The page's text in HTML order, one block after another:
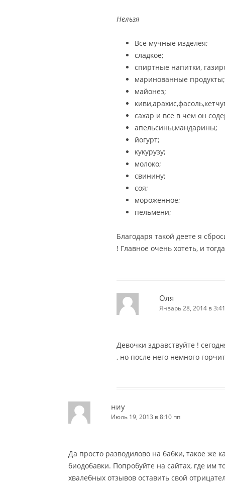
Нельзя
Все мучные изделея;
сладкое;
спиртные напитки,
маринованные продукты;
майонез;
сахар и все в чем он
апельсины,мандарины;
йогурт;
кукурузу;
молоко;
свинину;
соя;
мороженное;
пельмени;
Благодаря такой деете я
! Главное очень хотеть, и
Оля
Январь 28, 2014 в
Девочки здравствуйте !
, но после него немного
ниу
Июль 19, 2013 в 8:10 пп
Да просто разводилово на бабки, такое же
биодобавки. Попробуйте на сайтах, где им
хвалебных отзывов оставить свой